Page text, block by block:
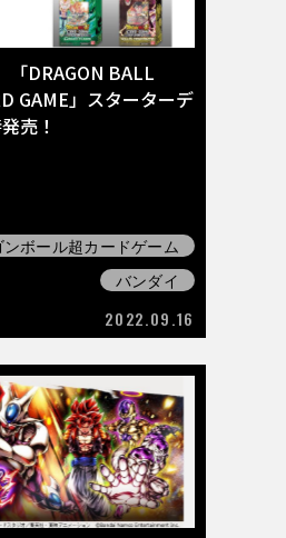
「DRAGON BALL
GAME」スターターデ
売！
ンボール超カードゲーム
バンダイ
2022.09.16